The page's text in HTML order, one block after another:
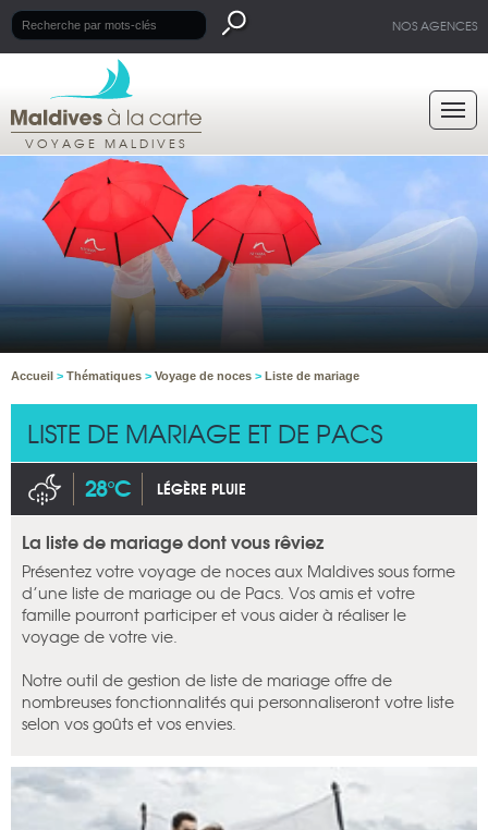
NOS AGENCES
VOYAGE MALDIVES
Accueil > Thématiques > Voyage de noces > Liste de mariage
LISTE DE MARIAGE ET DE PACS
28°C LÉGÈRE PLUIE
La liste de mariage dont vous rêviez
Présentez votre voyage de noces aux Maldives sous forme
d’une liste de mariage ou de Pacs. Vos amis et votre
famille pourront participer et vous aider à réaliser le
voyage de votre vie.
Notre outil de gestion de liste de mariage offre de
nombreuses fonctionnalités qui personnaliseront votre liste
selon vos goûts et vos envies.